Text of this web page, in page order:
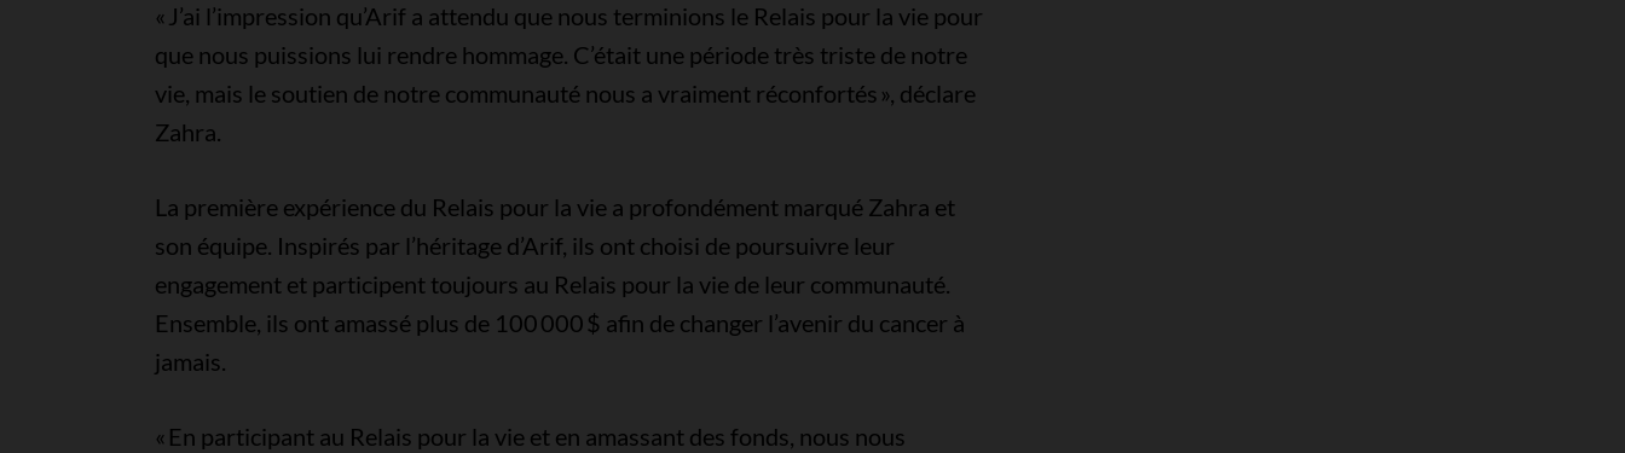
« J’ai l’impression qu’Arif a attendu que nous terminions le Relais pour la vie pour
que nous puissions lui rendre hommage. C’était une période très triste de notre
vie, mais le soutien de notre communauté nous a vraiment réconfortés », déclare
Zahra.
La première expérience du Relais pour la vie a profondément marqué Zahra et
son équipe. Inspirés par l’héritage d’Arif, ils ont choisi de poursuivre leur
engagement et participent toujours au Relais pour la vie de leur communauté.
Ensemble, ils ont amassé plus de 100 000 $ afin de changer l’avenir du cancer à
jamais.
« En participant au Relais pour la vie et en amassant des fonds, nous nous